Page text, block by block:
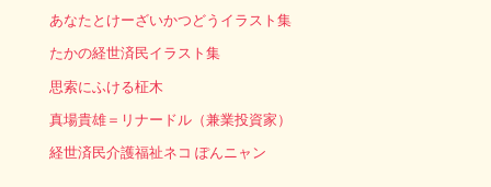
あなたとけーざいかつどうイラスト集
たかの経世済民イラスト集
思索にふける柾木
真場貴雄＝リナードル（兼業投資家）
経世済民介護福祉ネコ ぽんニャン